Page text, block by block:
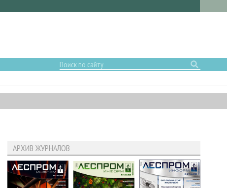
АРХИВ ЖУРНАЛОВ